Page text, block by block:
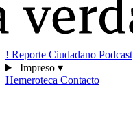
! Reporte Ciudadano Podcast
Impreso ▾
Hemeroteca Contacto